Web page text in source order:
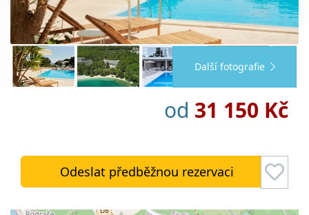
Další fotografie
od 31 150 Kč
Odeslat předběžnou rezervaci